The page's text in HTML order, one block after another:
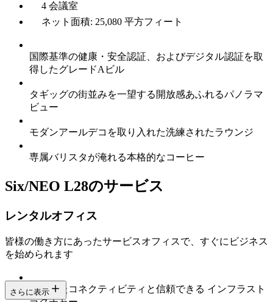
4 会議室
ネット面積: 25,080 平方フィート
国際基準の健康・安全認証、およびデジタル認証を取
得したグレードAビル
タギッグの街並みを一望する開放感あふれるパノラマ
ビュー
モダンアールデコを取り入れた洗練されたラウンジ
専属バリスタが淹れる本格的なコーヒー
Six/NEO L28のサービス
レンタルオフィス
皆様の働き方にあったサービスオフィスで、すぐにビジネス
を始められます
安定したコネクティビティと信頼できる インフラスト
さらに表示